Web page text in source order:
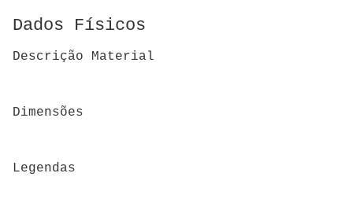
Dados Físicos
Descrição Material
Dimensões
Legendas